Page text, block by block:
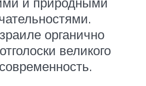
органично
великого